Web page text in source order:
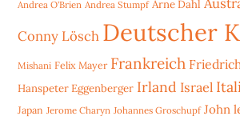
Andrea O'Brien Andrea Stumpf Arne Dahl
Conny Lösch Deutscher
Mishani Felix Mayer Frankreich
Hanspeter Eggenberger Irland Israel
Japan Jerome Charyn Johannes Groschupf John